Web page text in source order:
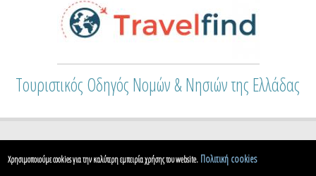
Τουριστικός Οδηγός Νομών & Νησιών της Ελλάδας
Χρησιμοποιούμε cookies για την καλύτερη εμπειρία χρήσης του website. Πολιτική cookies